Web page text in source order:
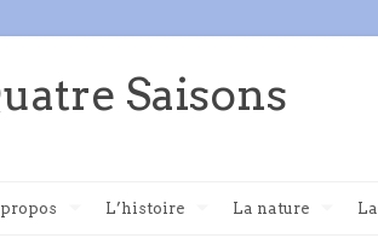
Saisons
L’histoire La nature